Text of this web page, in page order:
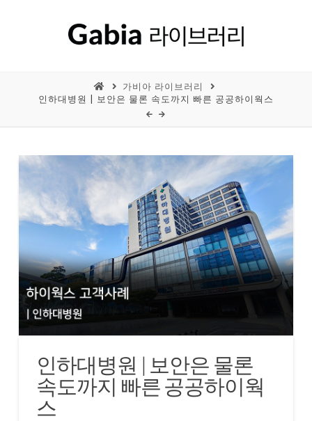
가비아 라이브러리
인하대병원 | 보안은 물론 속도까지 빠른 공공하이웍스
인하대병원 | 보안은 물론
속도까지 빠른 공공하이웍
스